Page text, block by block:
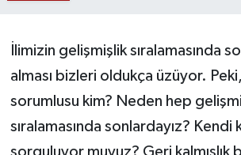
İlimizin gelişmişlik sıralamasında
alması bizleri oldukça üzüyor.
sorumlusu kim? Neden hep
sıralamasında sonlardayız? Kendi
sorguluyor muyuz? Geri kalmışlık
Teknoloji
Kültür Sanat
Muş